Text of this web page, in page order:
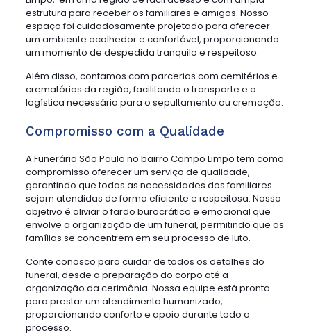
estrutura para receber os familiares e amigos. Nosso
espaço foi cuidadosamente projetado para oferecer
um ambiente acolhedor e confortável, proporcionando
um momento de despedida tranquilo e respeitoso.
Além disso, contamos com parcerias com cemitérios e
crematórios da região, facilitando o transporte e a
logística necessária para o sepultamento ou cremação.
Compromisso com a Qualidade
A Funerária São Paulo no bairro Campo Limpo tem como
compromisso oferecer um serviço de qualidade,
garantindo que todas as necessidades dos familiares
sejam atendidas de forma eficiente e respeitosa. Nosso
objetivo é aliviar o fardo burocrático e emocional que
envolve a organização de um funeral, permitindo que as
famílias se concentrem em seu processo de luto.
Conte conosco para cuidar de todos os detalhes do
funeral, desde a preparação do corpo até a
organização da cerimônia. Nossa equipe está pronta
para prestar um atendimento humanizado,
proporcionando conforto e apoio durante todo o
processo.